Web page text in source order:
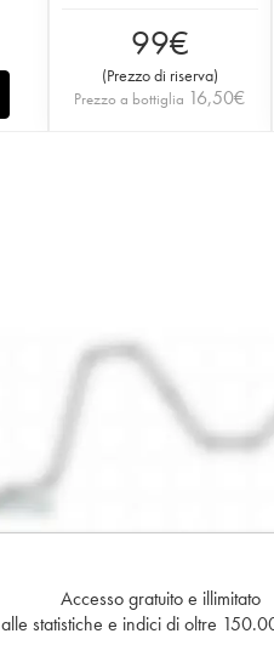
99€
(Prezzo di riserva)
Prezzo a bottiglia 16,50€
Accesso gratuito e illimitato
alle statistiche e indici di oltre